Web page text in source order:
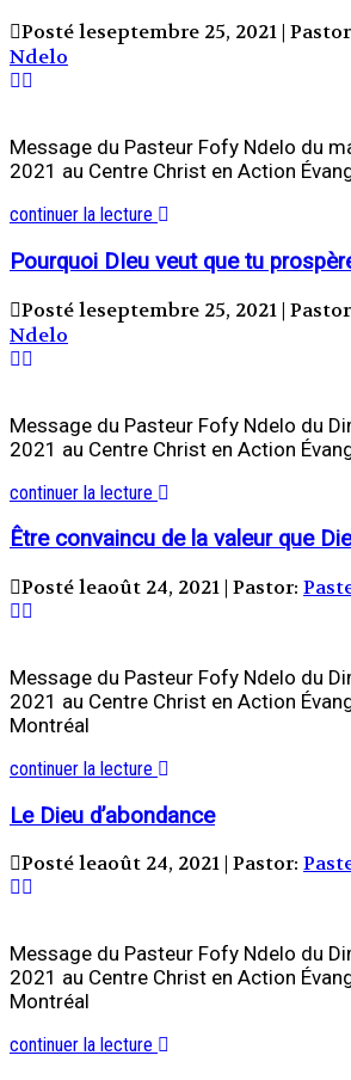
Posté leseptembre 25, 2021 |
Ndelo
Message du Pasteur Fofy Ndelo du
2021 au Centre Christ en Action
continuer la lecture
Pourquoi DIeu veut que tu
Posté leseptembre 25, 2021 |
Ndelo
Message du Pasteur Fofy Ndelo du
2021 au Centre Christ en Action
continuer la lecture
Être convaincu de la valeur que
Posté leaoût 24, 2021 | Pastor:
Message du Pasteur Fofy Ndelo du
2021 au Centre Christ en Action
Montréal
continuer la lecture
Le Dieu d’abondance
Posté leaoût 24, 2021 | Pastor:
Message du Pasteur Fofy Ndelo du
2021 au Centre Christ en Action
Montréal
continuer la lecture